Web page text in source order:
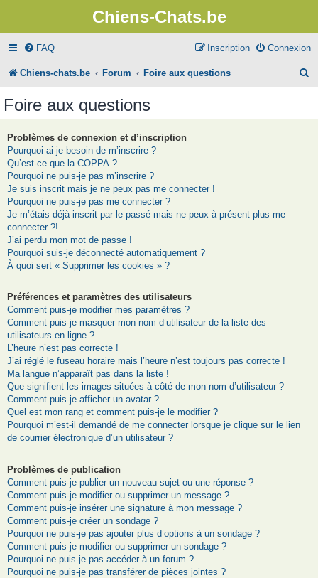
Chiens-Chats.be
FAQ Connexion
Inscription
Chiens-chats.be Forum Foire aux questions
Foire aux questions
Problèmes de connexion et d’inscription
Pourquoi ai-je besoin de m’inscrire ?
Qu’est-ce que la COPPA ?
Pourquoi ne puis-je pas m’inscrire ?
Je suis inscrit mais je ne peux pas me connecter !
Pourquoi ne puis-je pas me connecter ?
Je m’étais déjà inscrit par le passé mais ne peux à présent plus me
connecter ?!
J’ai perdu mon mot de passe !
Pourquoi suis-je déconnecté automatiquement ?
À quoi sert « Supprimer les cookies » ?
Préférences et paramètres des utilisateurs
Comment puis-je modifier mes paramètres ?
Comment puis-je masquer mon nom d’utilisateur de la liste des
utilisateurs en ligne ?
L’heure n’est pas correcte !
J’ai réglé le fuseau horaire mais l’heure n’est toujours pas correcte !
Ma langue n’apparaît pas dans la liste !
Que signifient les images situées à côté de mon nom d’utilisateur ?
Comment puis-je afficher un avatar ?
Quel est mon rang et comment puis-je le modifier ?
Pourquoi m’est-il demandé de me connecter lorsque je clique sur le lien
de courrier électronique d’un utilisateur ?
Problèmes de publication
Comment puis-je publier un nouveau sujet ou une réponse ?
Comment puis-je modifier ou supprimer un message ?
Comment puis-je insérer une signature à mon message ?
Comment puis-je créer un sondage ?
Pourquoi ne puis-je pas ajouter plus d’options à un sondage ?
Comment puis-je modifier ou supprimer un sondage ?
Pourquoi ne puis-je pas accéder à un forum ?
Pourquoi ne puis-je pas transférer de pièces jointes ?